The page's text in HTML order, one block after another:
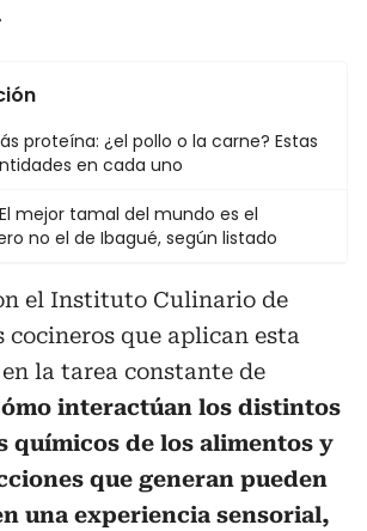
proteína: ¿el pollo o la carne? Estas
en cada uno
mejor tamal del mundo es el
no el de Ibagué, según listado
el Instituto Culinario de
cocineros que aplican esta
la tarea constante de
interactúan los distintos
químicos de los alimentos y
que generan pueden
una experiencia sensorial,